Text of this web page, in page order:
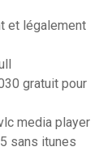
et légalement
gratuit pour
media player
sans itunes